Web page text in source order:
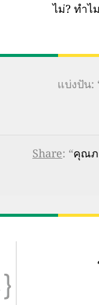
ไม่? ทำไ
แบ่งปัน:
Share: “คุณภ